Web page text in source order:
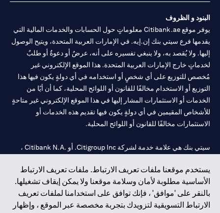
يستخدم موقعنا ملفات تعريف الارتباط. ملفات تعريف الارتباط
الأساسية مطلوبة لأمان وسلامة موقعنا ولا يمكن إيقاف تشغيلها.
بالنقر على 'موافق' ، فإنك توافق على استخدامنا لملفات تعريف
الارتباط التسويقية لتزويدك بتجربة مخصصة عبر الموقع ، وإظهار
البنود و الظروف
يوفر موقع Citibank.ae معلوماتٍ حول الحسابات والخدمات المالية التي
يقدمها فرع سيتي بنك إن.إيه. في الإمارات العربية المتحدة، ويتيح الوصول
إليها. ولا يُقصد به، ولا ينبغي تفسيره على أنه، عرضٌ أو دعوةٌ أو طلبٌ
لخدماتٍ خارج الإمارات العربية المتحدة. هذا الموقع الإلكتروني غير
مُخصص للتوزيع على أي شخصٍ أو استخدامه في أي دولةٍ يكون فيها هذا
التوزيع أو الاستخدام مخالفًا للقانون أو اللوائح المحلية، كما أن أيًا من
الخدمات أو الاستثمارات المشار إليها في هذا الموقع الإلكتروني غير متاحةٍ
للأشخاص المقيمين في أي دولةٍ يكون فيها تقديم هذه الخدمات أو
الاستثمارات مخالفًا للقانون أو اللوائح المحلية.
سيتي بنك هي علامة خدمة لشركة Citigroup Inc. أو .Citibank N.A ،
سيتي بنك إن. إيه. الإمارات مسجل لدى مصرف الإمارات المركزي تحت
أرقام التراخيص 202563 لفرع الوصل في دبي، 531989 لفرع مول
الإمارات في دبي، وCN-1002019لفرع أبوظبي. هاتف: 4000 311 04.